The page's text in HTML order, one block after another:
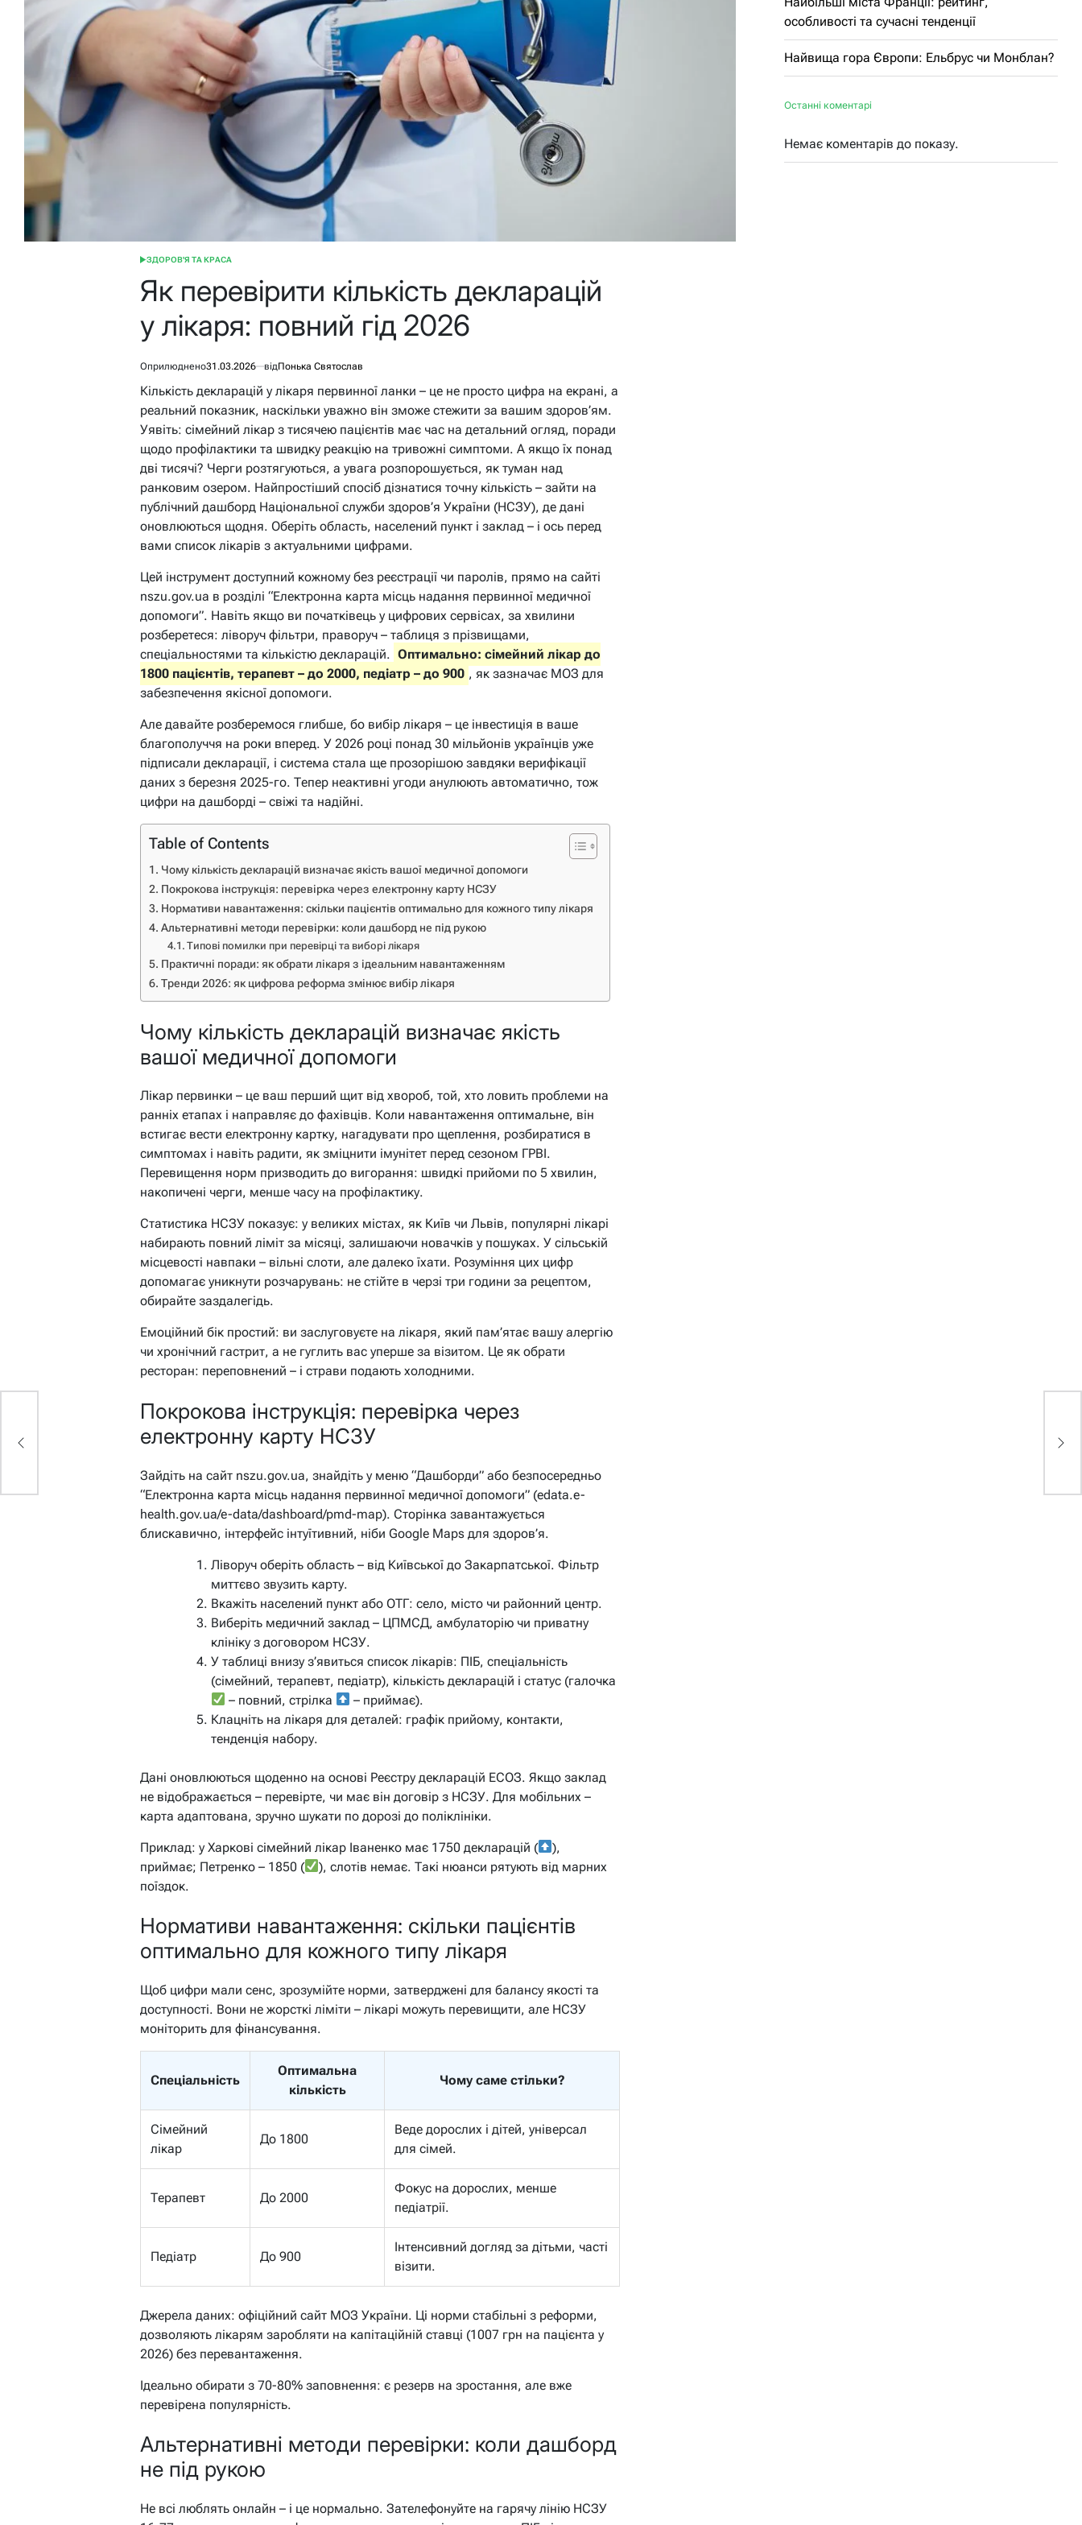
ОПУБЛІКУВАТИ
ЗДОРОВ'Я ТА КРАСА
Як перевірити кількість декларацій
у лікаря: повний гід 2026
Оприлюднено31.03.2026 відПонька Святослав
Кількість декларацій у лікаря первинної ланки – це не просто цифра на екрані, а
реальний показник, наскільки уважно він зможе стежити за вашим здоров’ям.
Уявіть: сімейний лікар з тисячею пацієнтів має час на детальний огляд, поради
щодо профілактики та швидку реакцію на тривожні симптоми. А якщо їх понад
дві тисячі? Черги розтягуються, а увага розпорошується, як туман над
ранковим озером. Найпростіший спосіб дізнатися точну кількість – зайти на
публічний дашборд Національної служби здоров’я України (НСЗУ), де дані
оновлюються щодня. Оберіть область, населений пункт і заклад – і ось перед
вами список лікарів з актуальними цифрами.
Цей інструмент доступний кожному без реєстрації чи паролів, прямо на сайті
nszu.gov.ua в розділі “Електронна карта місць надання первинної медичної
допомоги”. Навіть якщо ви початківець у цифрових сервісах, за хвилини
розберетеся: ліворуч фільтри, праворуч – таблиця з прізвищами,
спеціальностями та кількістю декларацій. Оптимально: сімейний лікар до
1800 пацієнтів, терапевт – до 2000, педіатр – до 900 , як зазначає МОЗ для
забезпечення якісної допомоги.
Але давайте розберемося глибше, бо вибір лікаря – це інвестиція в ваше
благополуччя на роки вперед. У 2026 році понад 30 мільйонів українців уже
підписали декларації, і система стала ще прозорішою завдяки верифікації
даних з березня 2025-го. Тепер неактивні угоди анулюють автоматично, тож
цифри на дашборді – свіжі та надійні.
Table of Contents
Чому кількість декларацій визначає якість вашої медичної допомоги
Покрокова інструкція: перевірка через електронну карту НСЗУ
Нормативи навантаження: скільки пацієнтів оптимально для кожного типу лікаря
Альтернативні методи перевірки: коли дашборд не під рукою
Типові помилки при перевірці та виборі лікаря
Практичні поради: як обрати лікаря з ідеальним навантаженням
Тренди 2026: як цифрова реформа змінює вибір лікаря
Чому кількість декларацій визначає якість
вашої медичної допомоги
Лікар первинки – це ваш перший щит від хвороб, той, хто ловить проблеми на
ранніх етапах і направляє до фахівців. Коли навантаження оптимальне, він
встигає вести електронну картку, нагадувати про щеплення, розбиратися в
симптомах і навіть радити, як зміцнити імунітет перед сезоном ГРВІ.
Перевищення норм призводить до вигорання: швидкі прийоми по 5 хвилин,
накопичені черги, менше часу на профілактику.
Статистика НСЗУ показує: у великих містах, як Київ чи Львів, популярні лікарі
набирають повний ліміт за місяці, залишаючи новачків у пошуках. У сільській
місцевості навпаки – вільні слоти, але далеко їхати. Розуміння цих цифр
допомагає уникнути розчарувань: не стійте в черзі три години за рецептом,
обирайте заздалегідь.
Емоційний бік простий: ви заслуговуєте на лікаря, який пам’ятає вашу алергію
чи хронічний гастрит, а не гуглить вас уперше за візитом. Це як обрати
ресторан: переповнений – і страви подають холодними.
Покрокова інструкція: перевірка через
електронну карту НСЗУ
Зайдіть на сайт nszu.gov.ua, знайдіть у меню “Дашборди” або безпосередньо
“Електронна карта місць надання первинної медичної допомоги” (edata.e-
health.gov.ua/e-data/dashboard/pmd-map). Сторінка завантажується
блискавично, інтерфейс інтуїтивний, ніби Google Maps для здоров’я.
Ліворуч оберіть область – від Київської до Закарпатської. Фільтр
миттєво звузить карту.
Вкажіть населений пункт або ОТГ: село, місто чи районний центр.
Виберіть медичний заклад – ЦПМСД, амбулаторію чи приватну
клініку з договором НСЗУ.
У таблиці внизу з’явиться список лікарів: ПІБ, спеціальність
(сімейний, терапевт, педіатр), кількість декларацій і статус (галочка
– повний, стрілка
– приймає).
Клацніть на лікаря для деталей: графік прийому, контакти,
тенденція набору.
Дані оновлюються щоденно на основі Реєстру декларацій ЕСОЗ. Якщо заклад
не відображається – перевірте, чи має він договір з НСЗУ. Для мобільних –
карта адаптована, зручно шукати по дорозі до поліклініки.
Приклад: у Харкові сімейний лікар Іваненко має 1750 декларацій (
),
приймає; Петренко – 1850 (
), слотів немає. Такі нюанси рятують від марних
поїздок.
Нормативи навантаження: скільки пацієнтів
оптимально для кожного типу лікаря
Щоб цифри мали сенс, зрозумійте норми, затверджені для балансу якості та
доступності. Вони не жорсткі ліміти – лікарі можуть перевищити, але НСЗУ
моніторить для фінансування.
Спеціальність
Оптимальна
кількість
Чому саме стільки?
Сімейний
лікар
До 1800
Веде дорослих і дітей, універсал
для сімей.
Терапевт До 2000
Фокус на дорослих, менше
педіатрії.
Педіатр До 900
Інтенсивний догляд за дітьми, часті
візити.
Джерела даних: офіційний сайт МОЗ України. Ці норми стабільні з реформи,
дозволяють лікарям заробляти на капітаційній ставці (1007 грн на пацієнта у
2026) без перевантаження.
Ідеально обирати з 70-80% заповнення: є резерв на зростання, але вже
перевірена популярність.
Альтернативні методи перевірки: коли дашборд
не під рукою
Не всі люблять онлайн – і це нормально. Зателефонуйте на гарячу лінію НСЗУ
особливості та сучасні тенденції
Найвища гора Європи: Ельбрус чи Монблан?
Останні коментарі
Немає коментарів до показу.